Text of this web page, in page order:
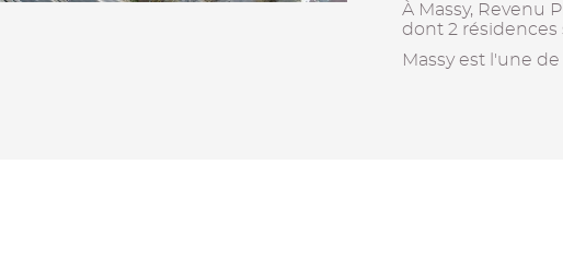
À Massy, Revenu
dont 2 résidences
Massy est l'une